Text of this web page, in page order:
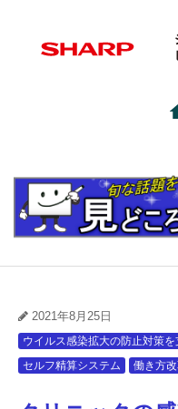
2021年8月25日
ウイルス感染拡大の防止対策
セルフ精算システム
働き方